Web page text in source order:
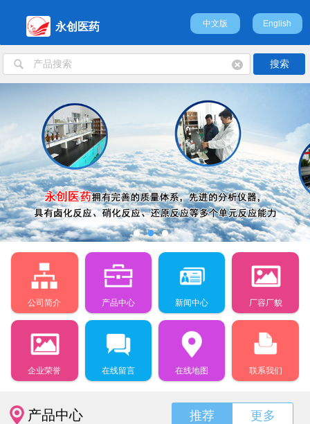
永创医药 中文版 English
公司简介 产品中心 新闻中心 厂容厂貌
企业荣誉 在线留言 在线地图 联系我们
产品中心 推荐 更多